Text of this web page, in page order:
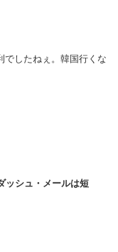
でしたねぇ。韓国行くな
ッシュ・メールは短